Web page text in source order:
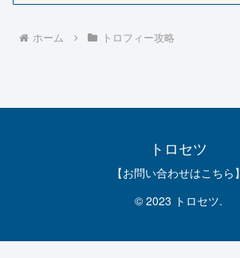
ホーム トロフィー攻略
トロセツ
【お問い合わせはこちら】
© 2023 トロセツ.